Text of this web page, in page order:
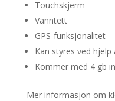
Touchskjerm
Vanntett
GPS-funksjonalitet
Kan styres ved hjelp
Kommer med 4 gb
Mer informasjon om